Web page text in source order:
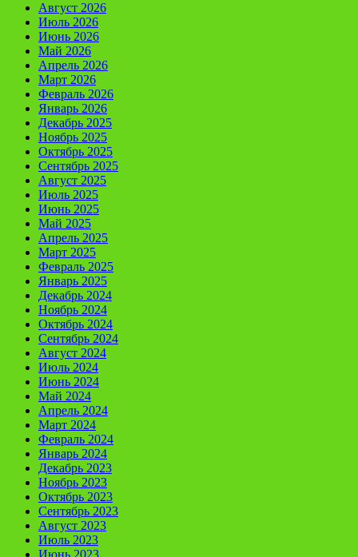
Август 2026
Июль 2026
Июнь 2026
Май 2026
Апрель 2026
Март 2026
Февраль 2026
Январь 2026
Декабрь 2025
Ноябрь 2025
Октябрь 2025
Сентябрь 2025
Август 2025
Июль 2025
Июнь 2025
Май 2025
Апрель 2025
Март 2025
Февраль 2025
Январь 2025
Декабрь 2024
Ноябрь 2024
Октябрь 2024
Сентябрь 2024
Август 2024
Июль 2024
Июнь 2024
Май 2024
Апрель 2024
Март 2024
Февраль 2024
Январь 2024
Декабрь 2023
Ноябрь 2023
Октябрь 2023
Сентябрь 2023
Август 2023
Июль 2023